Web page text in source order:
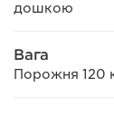
дошкою
Вага
Порожня 120